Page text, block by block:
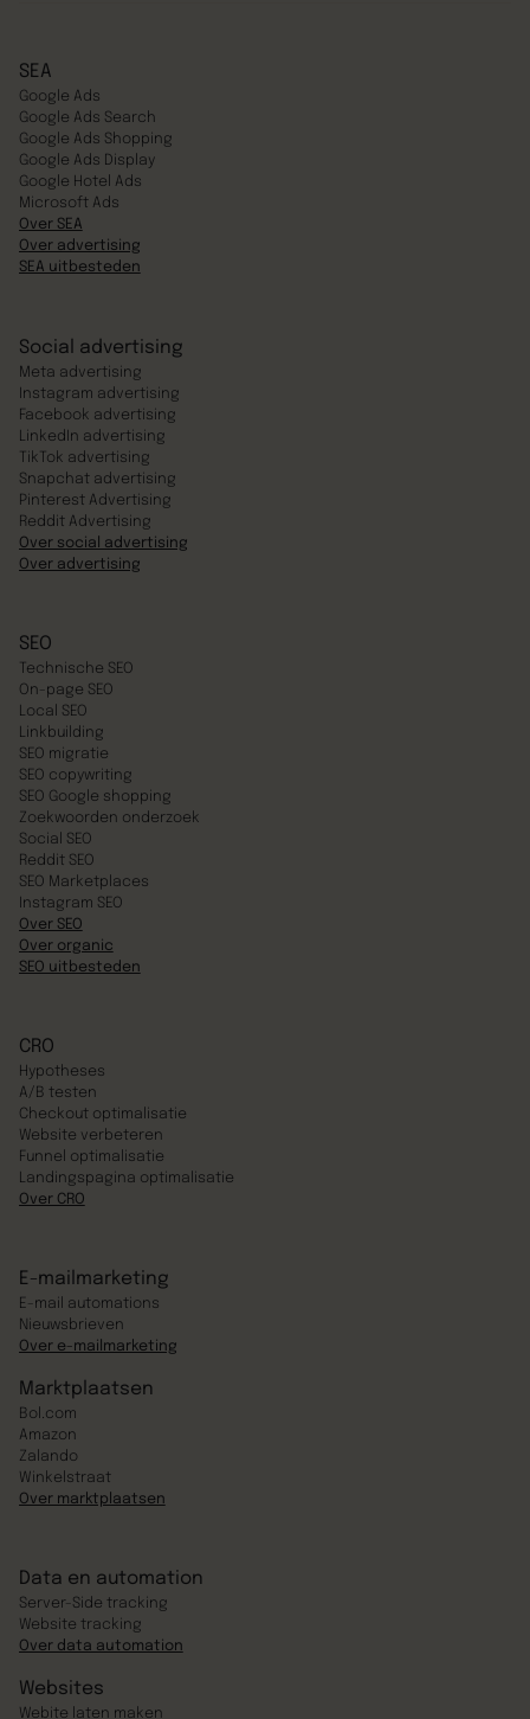
SEA
Google Ads
Google Ads Search
Google Ads Shopping
Google Ads Display
Google Hotel Ads
Microsoft Ads
Over SEA
Over advertising
SEA uitbesteden
Social advertising
Meta advertising
Instagram advertising
Facebook advertising
LinkedIn advertising
TikTok advertising
Snapchat advertising
Pinterest Advertising
Reddit Advertising
Over social advertising
Over advertising
SEO
Technische SEO
On-page SEO
Local SEO
Linkbuilding
SEO migratie
SEO copywriting
SEO Google shopping
Zoekwoorden onderzoek
Social SEO
Reddit SEO
SEO Marketplaces
Instagram SEO
Over SEO
Over organic
SEO uitbesteden
CRO
Hypotheses
A/B testen
Checkout optimalisatie
Website verbeteren
Funnel optimalisatie
Landingspagina optimalisatie
Over CRO
E-mailmarketing
E-mail automations
Nieuwsbrieven
Over e-mailmarketing
Marktplaatsen
Bol.com
Amazon
Zalando
Winkelstraat
Over marktplaatsen
Data en automation
Server-Side tracking
Website tracking
Over data automation
Websites
Webite laten maken